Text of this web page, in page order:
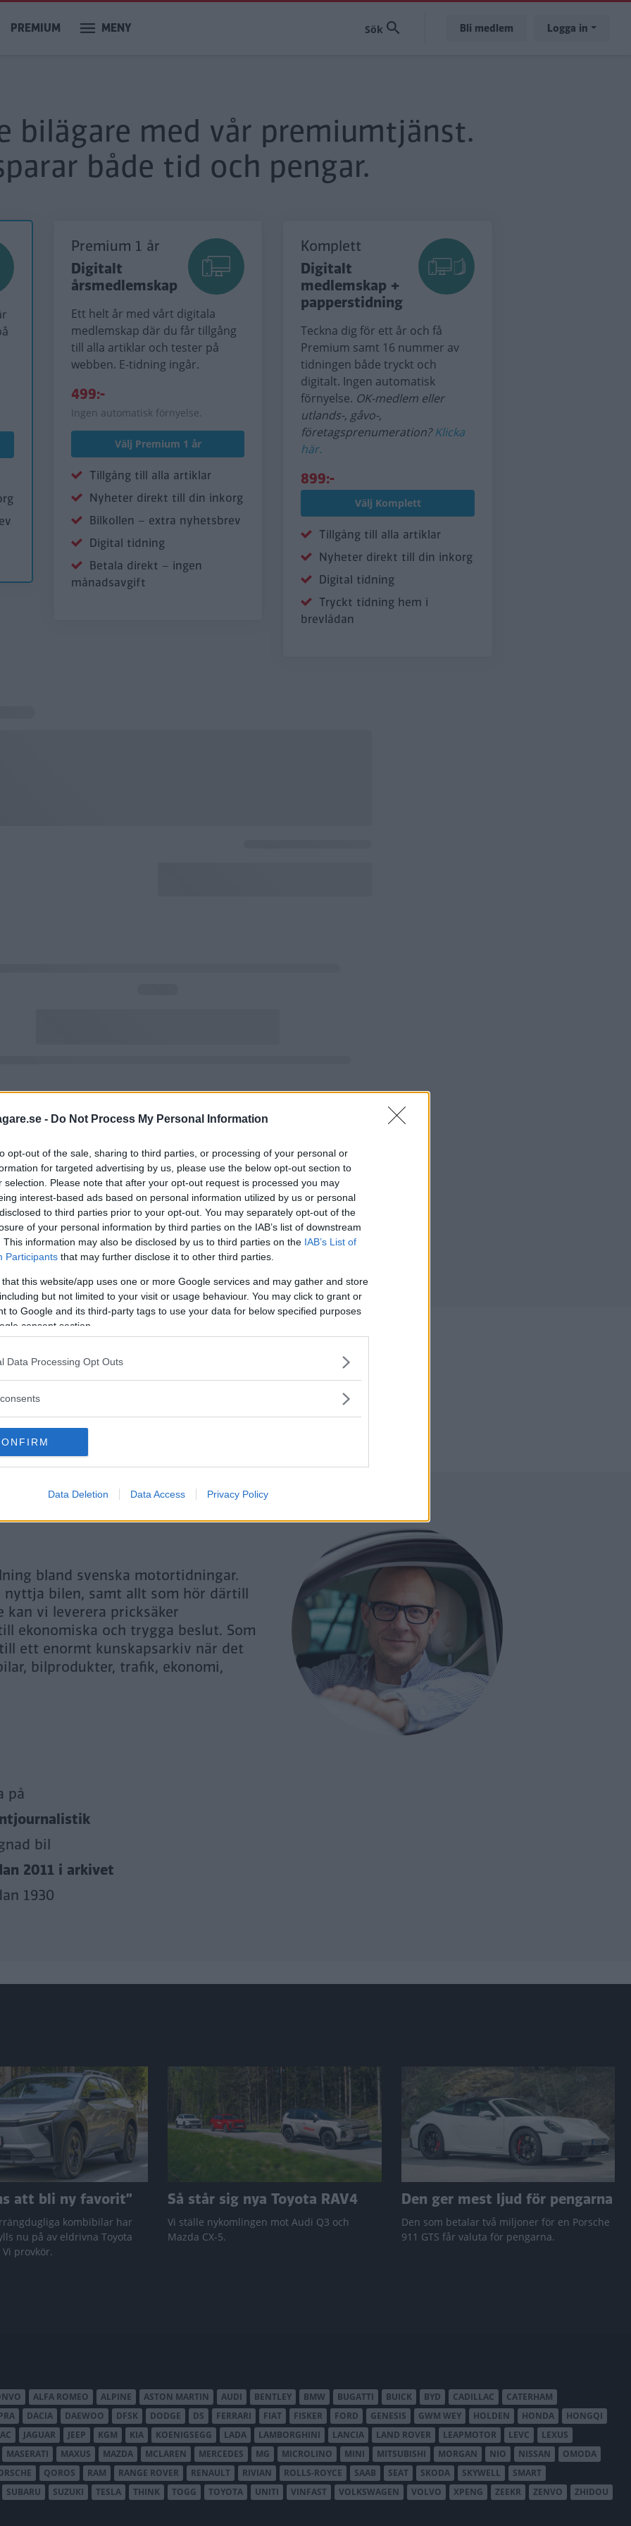
- Do Not Process My Personal Information
opt-out of the sale, sharing to third parties, or processing of your personal or
for targeted advertising by us, please use the below opt-out section to
selection. Please note that after your opt-out request is processed you may
interest-based ads based on personal information utilized by us or personal
to third parties prior to your opt-out. You may separately opt-out of the
of your personal information by third parties on the IAB’s list of downstream
This information may also be disclosed by us to third parties on the IAB’s List of
Participants that may further disclose it to other third parties.
that this website/app uses one or more Google services and may gather and store
but not limited to your visit or usage behaviour. You may click to grant or
to Google and its third-party tags to use your data for below specified purposes
consent section.
Data Processing Opt Outs
Data Deletion Data Access Privacy Policy
PREMIUM MENY Bli medlem Logga in
bilägare med vår premiumtjänst.
både tid och pengar.
Premium 1 år
Digitalt
årsmedlemskap
Ett helt år med vårt digitala
medlemskap där du får tillgång
till alla artiklar och tester på
webben. E-tidning ingår.
499:-
Ingen automatisk förnyelse.
Välj Premium 1 år
Tillgång till alla artiklar
Nyheter direkt till din inkorg
Bilkollen – extra nyhetsbrev
Digital tidning
Betala direkt – ingen
månadsavgift
Komplett
Digitalt
medlemskap +
papperstidning
Teckna dig för ett år och få
Premium samt 16 nummer av
tidningen både tryckt och
digitalt. Ingen automatisk
förnyelse. OK-medlem eller
utlands-, gåvo-,
företagsprenumeration?Klicka
här.
899:-
Välj Komplett
Tillgång till alla artiklar
Nyheter direkt till din inkorg
Digital tidning
Tryckt tidning hem i
brevlådan
Genom att klicka på "Fortsätt" godkänner jag OK-Förlagets prenumerationsvillkor
och bekräftar att jag tagit del av
OK-Förlagets integritetspolicy
Är du redan prenumerant på vår papperstidning?
Aktivera din digitala prenumeration utan kostnad här.
bland svenska motortidningar.
nyttja bilen, samt allt som hör därtill
kan vi leverera pricksäker
ekonomiska och trygga beslut. Som
ett enormt kunskapsarkiv när det
bilprodukter, trafik, ekonomi,
på
bil
2011 i arkivet
1930
att bli ny favorit”
kombibilar har
nu på av eldrivna Toyota
provkör.
Så står sig nya Toyota RAV4
Vi ställe nykomlingen mot Audi Q3 och
Mazda CX-5.
Den ger mest ljud för pengarna
Den som betalar två miljoner för en Porsche
911 GTS får valuta för pengarna.
ALFA ROMEO ALPINE ASTON MARTIN AUDI BENTLEY BMW BUGATTI BUICK BYD CADILLAC
CATERHAM
DACIA DAEWOO DFSK DODGE DS FERRARI FIAT FISKER FORD GENESIS GWM WEY HOLDEN HONDA
HONGQI
JAGUAR JEEP KGM KIA KOENIGSEGG LADA LAMBORGHINI LANCIA LAND ROVER LEAPMOTOR LEVC
LEXUS
MASERATI MAXUS MAZDA MCLAREN MERCEDES MG MICROLINO MINI MITSUBISHI MORGAN NIO NISSAN
OMODA
QOROS RAM RANGE ROVER RENAULT RIVIAN ROLLS-ROYCE SAAB SEAT SKODA SKYWELL
SMART
SUBARU SUZUKI TESLA THINK TOGG TOYOTA UNITI VINFAST VOLKSWAGEN VOLVO XPENG ZEEKR ZENVO ZHIDOU